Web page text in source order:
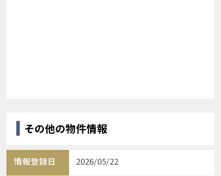
その他の物件情報
情報登録日 2026/05/22